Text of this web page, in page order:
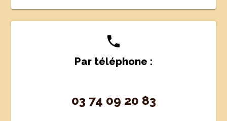
phone
Par téléphone :
03 74 09 20 83